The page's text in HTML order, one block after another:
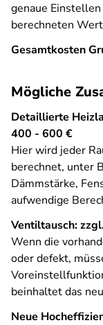
genaue
berechneten
Gesamtkosten
Mögliche
Detaillierte
400 - 600 €
Hier wird jeder
berechnet, unter
Dämmstärke,
aufwendige
Ventiltausch:
Wenn die
oder defekt,
beinhaltet das
Neue